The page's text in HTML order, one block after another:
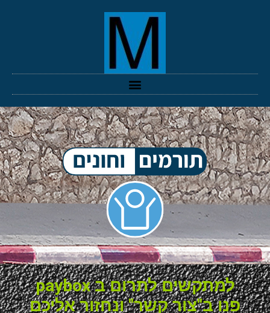
למתקשים לתרום ב paybox
פנו ב"צור קשר" ונחזור אליכם